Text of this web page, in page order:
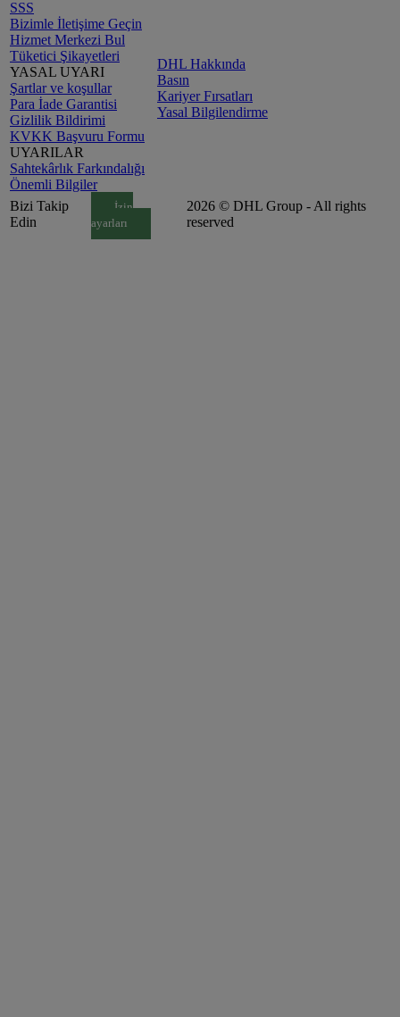
SSS
Bizimle İletişime Geçin
Hizmet Merkezi Bul
Tüketici Şikayetleri
YASAL UYARI
Şartlar ve koşullar
Para İade Garantisi
Gizlilik Bildirimi
KVKK Başvuru Formu
UYARILAR
Sahtekârlık Farkındalığı
Önemli Bilgiler
DHL Hakkında
Basın
Kariyer Fırsatları
Yasal Bilgilendirme
Bizi Takip
Edin
İzin
ayarları
2026 © DHL Group - All rights
reserved